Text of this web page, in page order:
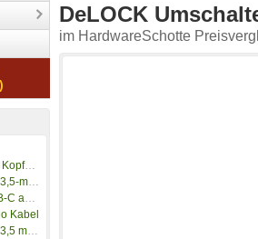
Adapter
Klinke
Kabel
mm
DeLOCK
im HardwareSchotte